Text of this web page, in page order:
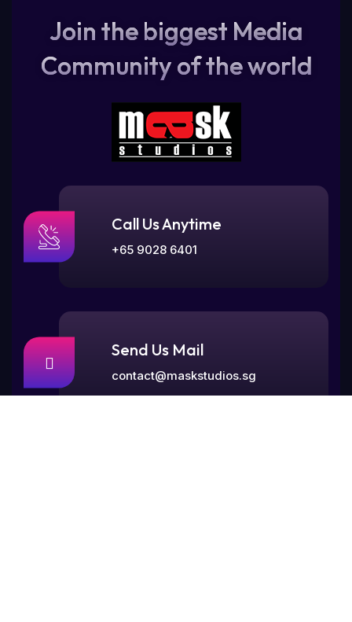
Join the biggest Media
Community of the world
Call Us Anytime
+65 9028 6401
Send Us Mail
contact@maskstudios.sg